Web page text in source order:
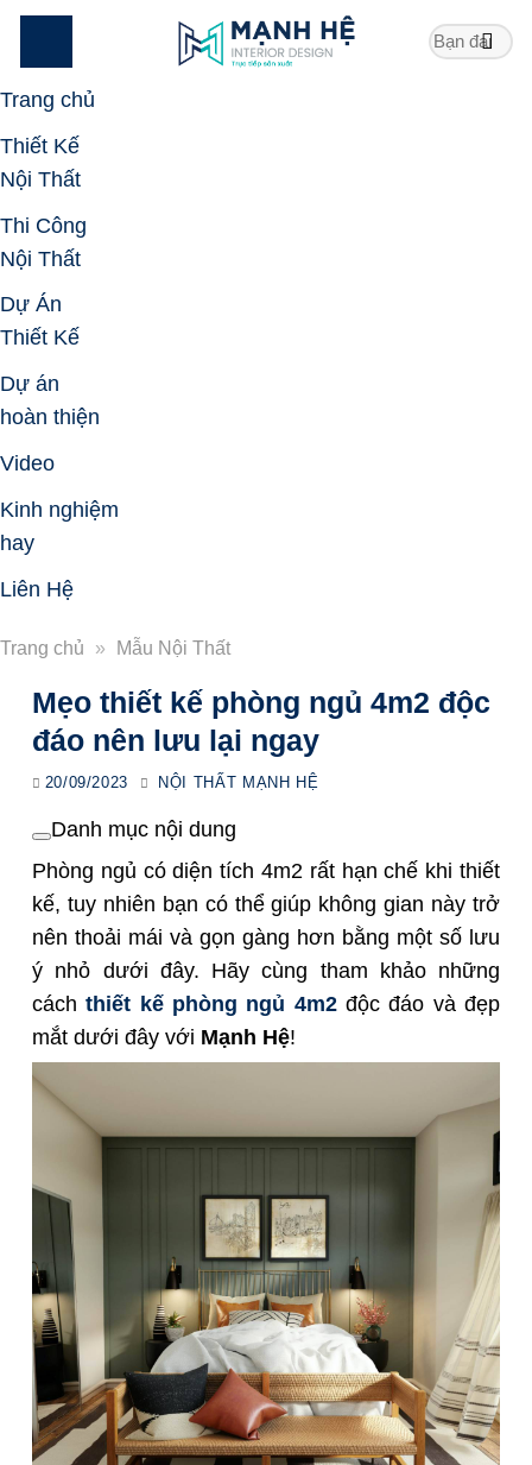
Skip
Trang chủ
Thiết Kế
Nội Thất
Thi Công
Nội Thất
Dự Án
Thiết Kế
Dự án
hoàn thiện
Video
Kinh nghiệm
hay
Liên Hệ
Trang chủ » Mẫu Nội Thất
Mẹo thiết kế phòng ngủ 4m2 độc
đáo nên lưu lại ngay
20/09/2023 NỘI THẤT MẠNH HỆ
Danh mục nội dung
Phòng ngủ có diện tích 4m2 rất hạn chế khi thiết
kế, tuy nhiên bạn có thể giúp không gian này trở
nên thoải mái và gọn gàng hơn bằng một số lưu
ý nhỏ dưới đây. Hãy cùng tham khảo những
cáchthiết kế phòng ngủ 4m2độc đáo và đẹp
mắt dưới đây với Mạnh Hệ!